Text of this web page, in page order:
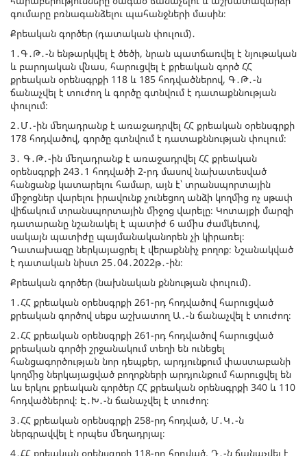
գումարը բռնագանձելու պահանջների մասին։
Քրեական գործեր (դատական փուլում)․
1․Գ․Թ․-ն ենթարկվել է ծեծի, նրան պատճառվել է նյութական
և բարոյական վնաս, հարուցվել է քրեական գործ ՀՀ
քրեական օրենսգրքի 118 և 185 հոդվածներով, Գ․Թ․-ն
ճանաչվել է տուժող և գործը գտնվում է դատաքննության
փուլում։
2․Մ․-ին մեղադրանք է առաջադրվել ՀՀ քրեական օրենսգրքի
178 հոդվածով, գործը գտնվում է դատաքննության փուլում։
3․ Գ․Թ․-ին մեղադրանք է առաջադրվել ՀՀ քրեական
օրենսգրքի 243․1 հոդվածի 2-րդ մասով նախատեսված
հանցանք կատարելու համար, այն է՝ տրանսպորտային
միջոցներ վարելու իրավունք չունեցող անձի կողմից ոչ սթափ
վիճակում տրանսպորտային միջոց վարելը։ Կոտայքի մարզի
դատարանը նշանակել է պատիժ 6 ամիս ժամկետով,
սակայն պատիժը պայմանականորեն չի կիրառել։
Դատախազը ներկայացրել է վերաքննիչ բողոք։ Նշանակված
է դատական նիստ 25․04․2022թ․-ին։
Քրեական գործեր (նախնական քննության փուլում)․
1․ՀՀ քրեական օրենսգրքի 261-րդ հոդվածով հարուցված
քրեական գործով սեքս աշխատող Ա․-ն ճանաչվել է տուժող։
2․ՀՀ քրեական օրենսգրքի 261-րդ հոդվածով հարուցված
քրեական գործի շրջանակում տեղի են ունեցել
հանցագործության նոր դեպքեր, արդյունքում փաստաբանի
կողմից ներկայացված բողոքների արդյունքում հարուցվել են
ևս երկու քրեական գործեր ՀՀ քրեական օրենսգրքի 340 և 110
հոդվածներով։ Է․Խ․-ն ճանաչվել է տուժող։
3․ՀՀ քրեական օրենսգրքի 258-րդ հոդված, Մ․Կ․-ն
ներգրավվել է որպես մեղադրյալ։
4․ՀՀ քրեական օրենսգրքի 118-րդ հոդված, Դ․-ն ճանաչվել է